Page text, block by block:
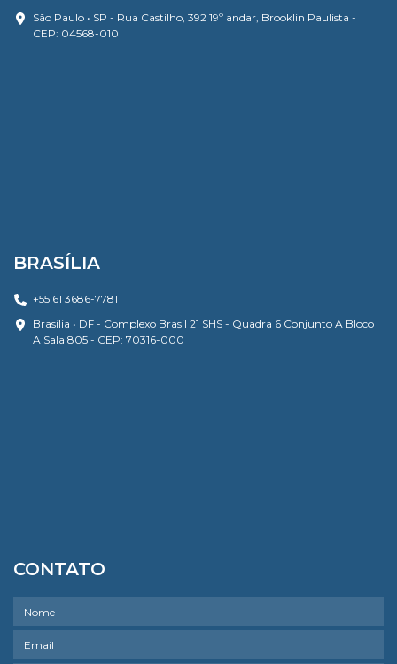
São Paulo • SP - Rua Castilho, 392 19º andar, Brooklin Paulista -
CEP: 04568-010
BRASÍLIA
+55 61 3686-7781
Brasília • DF - Complexo Brasil 21 SHS - Quadra 6 Conjunto A Bloco
A Sala 805 - CEP: 70316-000
CONTATO